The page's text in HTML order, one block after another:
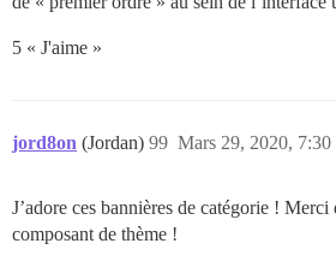
5 « J'aime »
jord8on (Jordan) Mars 29, 2020, 7:30
99
J’adore ces bannières de catégorie ! Merci
composant de thème !